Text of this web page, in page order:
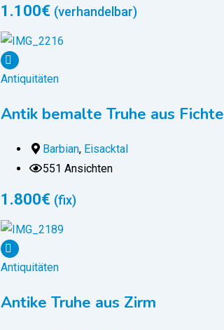
1.100€ (verhandelbar)
Antiquitäten
Antik bemalte Truhe aus Fichte
Barbian, Eisacktal
551 Ansichten
1.800€ (fix)
Antiquitäten
Antike Truhe aus Zirm